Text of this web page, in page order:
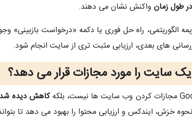
طول زمان واکنش نشان می‌ دهند.
الگوریتمی، راه‌ حل فوری یا دکمه «درخواست بازبینی»
های بعدی، ارزیابی مثبت‌ تری از سایت انجام شود.
سایت را مورد مجازات قرار می دهد؟
مجازات کردن وب‌ سایت‌ ها نیست، بلکهکاهش دیده‌
خزش، ایندکس و ارزیابی محتوا را بهبود می‌ دهد تا